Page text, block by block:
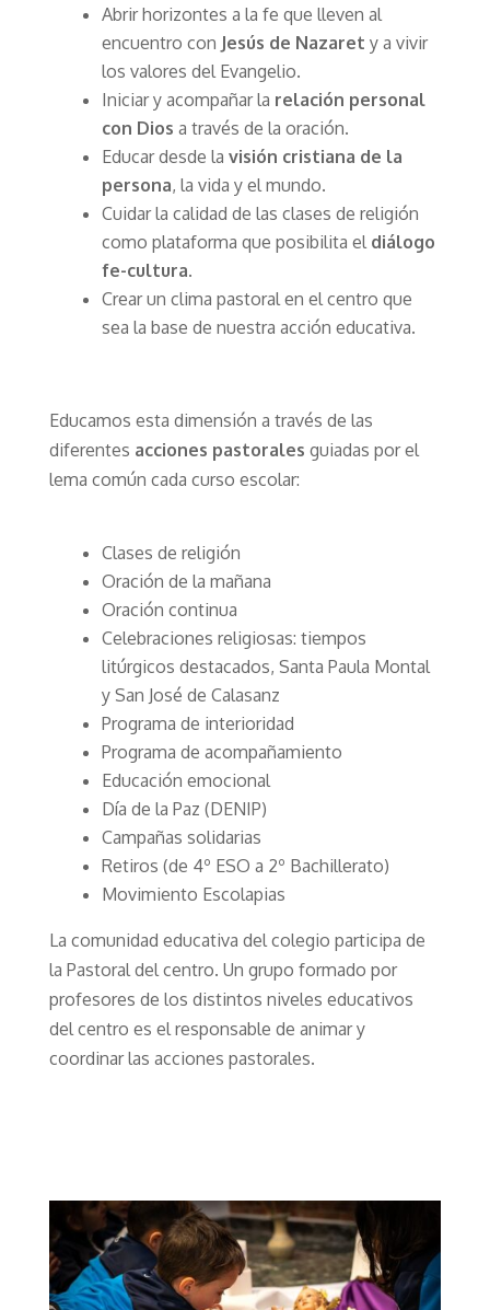
Abrir horizontes a la fe que lleven al
encuentro con Jesús de Nazaret y a vivir
los valores del Evangelio.
Iniciar y acompañar la relación personal
con Dios a través de la oración.
Educar desde la visión cristiana de la
persona, la vida y el mundo.
Cuidar la calidad de las clases de religión
como plataforma que posibilita el diálogo
fe-cultura.
Crear un clima pastoral en el centro que
sea la base de nuestra acción educativa.
Educamos esta dimensión a través de las
diferentes acciones pastorales guiadas por el
lema común cada curso escolar:
Clases de religión
Oración de la mañana
Oración continua
Celebraciones religiosas: tiempos
litúrgicos destacados, Santa Paula Montal
y San José de Calasanz
Programa de interioridad
Programa de acompañamiento
Educación emocional
Día de la Paz (DENIP)
Campañas solidarias
Retiros (de 4º ESO a 2º Bachillerato)
Movimiento Escolapias
La comunidad educativa del colegio participa de
la Pastoral del centro. Un grupo formado por
profesores de los distintos niveles educativos
del centro es el responsable de animar y
coordinar las acciones pastorales.